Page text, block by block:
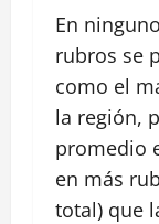
En
rubros se
como el
la región,
promedio
en más
total) que